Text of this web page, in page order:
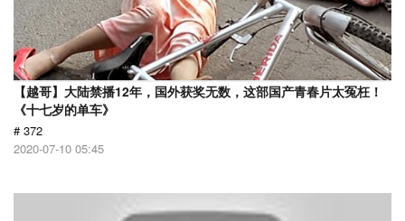
【越哥】大陆禁播12年，国外获奖无数，这部国产青春片太冤枉！
《十七岁的单车》
# 372
2020-07-10 05:45